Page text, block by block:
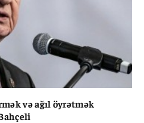
və ağıl öyrətmək